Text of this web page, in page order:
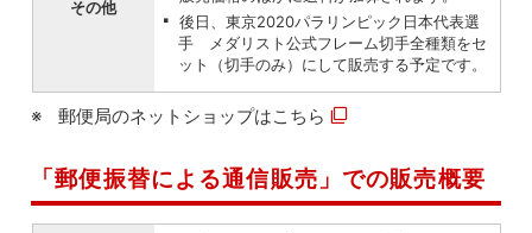
その他
後日、東京2020パラリンピック日本代表選
手 メダリスト公式フレーム切手全種類をセ
ット（切手のみ）にして販売する予定です。
郵便局のネットショップはこちら
「郵便振替による通信販売」での販売概要